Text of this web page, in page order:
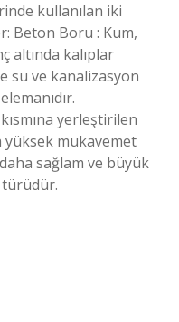
kullanılan iki
Beton Boru : Kum,
altında kalıplar
su ve kanalizasyon
yerleştirilen
yüksek mukavemet
sağlam ve büyük